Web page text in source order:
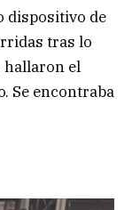
dispositivo de
tras lo
hallaron el
Se encontraba